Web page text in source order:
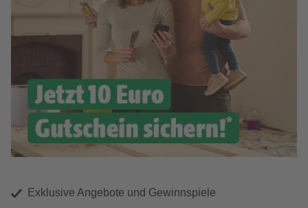
Exklusive Angebote und Gewinnspiele